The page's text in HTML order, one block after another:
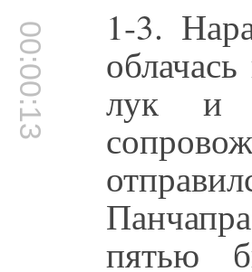
00:00:13 1-3.
лук и
пятью